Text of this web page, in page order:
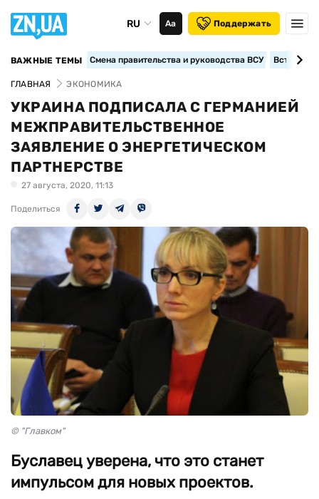
RU Аа Поддержать
ВАЖНЫЕ ТЕМЫ Смена правительства и руководства ВСУ
ГЛАВНАЯ ЭКОНОМИКА
УКРАИНА ПОДПИСАЛА С ГЕРМАНИЕЙ
МЕЖПРАВИТЕЛЬСТВЕННОЕ
ЗАЯВЛЕНИЕ О ЭНЕРГЕТИЧЕСКОМ
ПАРТНЕРСТВЕ
27 августа, 2020, 11:13
Поделиться
© "Главком"
Буславец уверена, что это станет
импульсом для новых проектов.